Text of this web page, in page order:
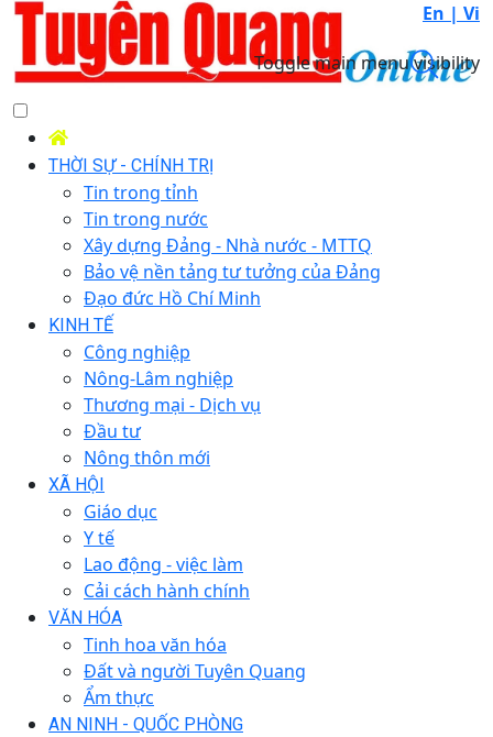
En | Vi
Toggle main menu visibility
THỜI SỰ - CHÍNH TRỊ
Tin trong tỉnh
Tin trong nước
Xây dựng Đảng - Nhà nước - MTTQ
Bảo vệ nền tảng tư tưởng của Đảng
Đạo đức Hồ Chí Minh
KINH TẾ
Công nghiệp
Nông-Lâm nghiệp
Thương mại - Dịch vụ
Đầu tư
Nông thôn mới
XÃ HỘI
Giáo dục
Y tế
Lao động - việc làm
Cải cách hành chính
VĂN HÓA
Tinh hoa văn hóa
Đất và người Tuyên Quang
Ẩm thực
AN NINH - QUỐC PHÒNG